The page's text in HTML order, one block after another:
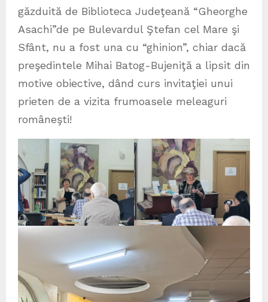
găzduită de Biblioteca Judeţeană “Gheorghe
Asachi”de pe Bulevardul Ştefan cel Mare şi
Sfânt, nu a fost una cu “ghinion”, chiar dacă
preşedintele Mihai Batog-Bujeniţă a lipsit din
motive obiective, dând curs invitaţiei unui
prieten de a vizita frumoasele meleaguri
româneşti!